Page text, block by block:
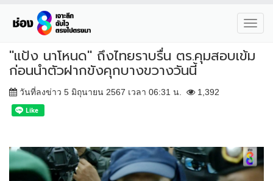
"แป้ง นาโหนด" ถึงไทยราบรื่น ตร.คุมสอบเข้ม
ก่อนนำตัวฝากขังคุกบางขวางวันนี้
วันที่ลงข่าว 5 มิถุนายน 2567 เวลา 06:31 น. 1,392